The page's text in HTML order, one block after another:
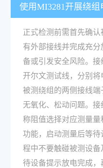
使用MI3281开展绕
什么？
正式检测前需首先确
有外部接线并完成充
备或引发安全风险。
开尔文测试线，分别
被测绕组的两侧接线
无氧化、松动问题。
称阻值选择对应测量
功能，启动测量后等
程中不要触碰被测设
待设备提示放电完成